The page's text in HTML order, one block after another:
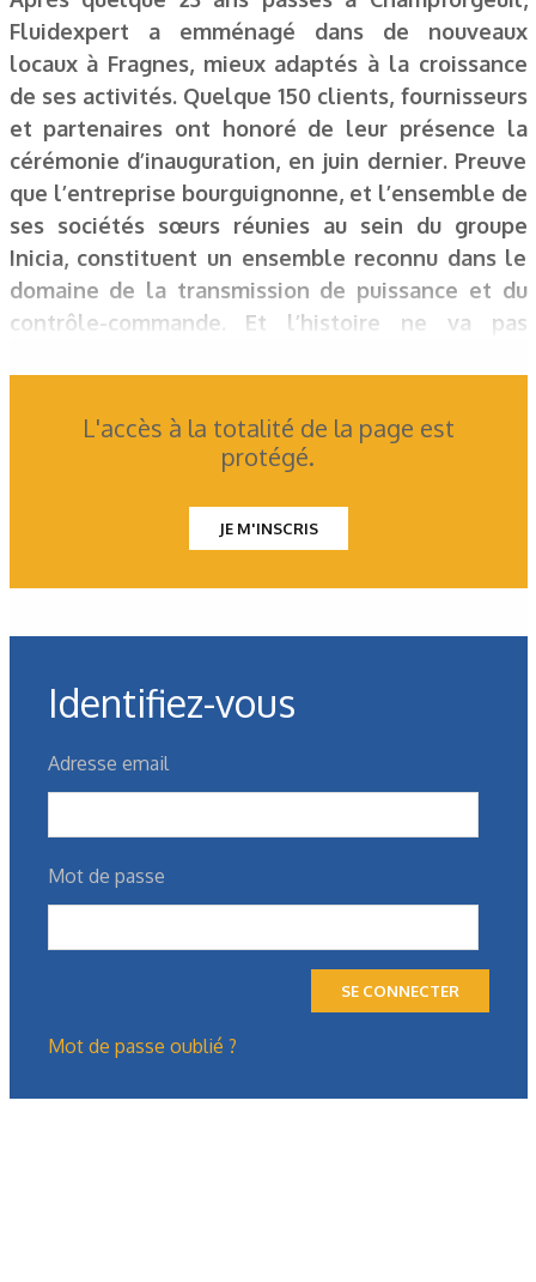
Fluidexpert a emménagé dans de nouveaux
locaux à Fragnes, mieux adaptés à la croissance
de ses activités. Quelque 150 clients, fournisseurs
et partenaires ont honoré de leur présence la
cérémonie d’inauguration, en juin dernier. Preuve
que l’entreprise bourguignonne, et l’ensemble de
ses sociétés sœurs réunies au sein du groupe
Inicia, constituent un ensemble reconnu dans le
domaine de la transmission de puissance et du
contrôle-commande. Et l’histoire ne va pas
l’international en attestent.
Les derniers articles sur ce
thème
L'accès à la totalité de la page est
protégé.
JE M'INSCRIS
Identifiez-vous
Adresse email
Mot de passe
SE CONNECTER
Mot de passe oublié ?